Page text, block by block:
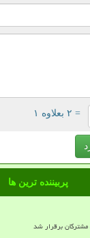
= ۲ بعلاوه ۱
پربیننده ترین ها
مشترکان برقرار شد